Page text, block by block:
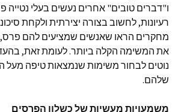
ו"דברים טובים" אחרים נעשים בעלי נטייה
רעיונות, לחשוב בצורה יצירתית ולקחת
מחקרים הראו שאנשים שמציעים להם פרס,
את המשימה הקלה ביותר. לעומת זאת,
נוטים לבחור משימות שנמצאות טיפה מעל
שלהם.
משמעויות מעשיות של כשלון הפרסים